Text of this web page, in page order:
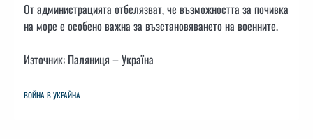
От администрацията отбелязват, че възможността за почивка
на море е особено важна за възстановяването на военните.
Източник: Паляниця – Україна
ВОЙНА В УКРАЙНА